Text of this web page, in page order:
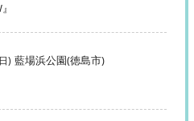
) 藍場浜公園(徳島市)